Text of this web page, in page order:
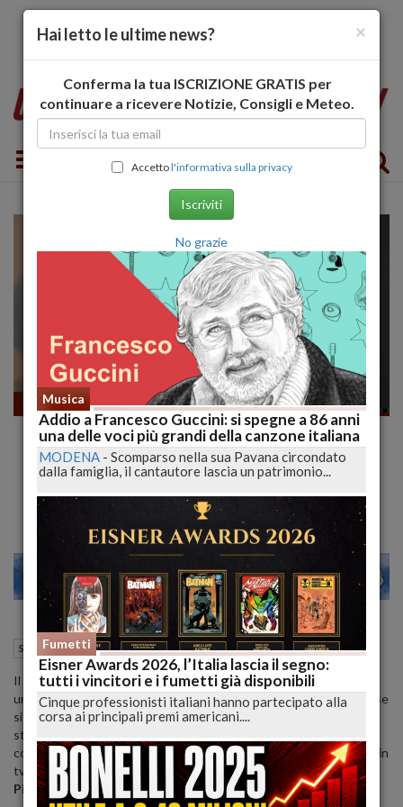
Toggle navigation
Spettacoli
Lucio Dalla è morto: "Nanì" e le sue canzoni
più belle (VIDEO)
Mondo della musica in lutto
VENEZIA 21 27
Spettacoli 01 Marzo 2012 13:29
Il mondo della musica piange la morte improvvisa diLucio Dalla
uno dei suoi esponenti più illustri ed amati. Il cantautore bolognese
si trovava in svizzera per una serie di concerti quando è stato
stroncato da un attacco cardiaco. Il prossimo 4 marzo avrebbe
compiuto 69 anni. Solo qualche giorno fa la sua ultima apparizione in
tv a "Sanremo 2012" , in concorso con"Nanì", cantata insieme a
Pierdavide Carone.
×
Hai letto le ultime news?
Conferma la tua ISCRIZIONE GRATIS per
continuare a ricevere Notizie, Consigli e Meteo.
Accettol'informativa sulla privacy
Iscriviti
No grazie
Musica
Addio a Francesco Guccini: si spegne a 86 anni
una delle voci più grandi della canzone italiana
MODENA - Scomparso nella sua Pavana circondato
dalla famiglia, il cantautore lascia un patrimonio...
Fumetti
Eisner Awards 2026, l’Italia lascia il segno:
tutti i vincitori e i fumetti già disponibili
Cinque professionisti italiani hanno partecipato alla
corsa ai principali premi americani....